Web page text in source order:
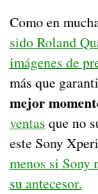
Como en
sido Roland
imágenes de
más que
mejor
ventas que no
este Sony
menos si Sony
su antecesor.